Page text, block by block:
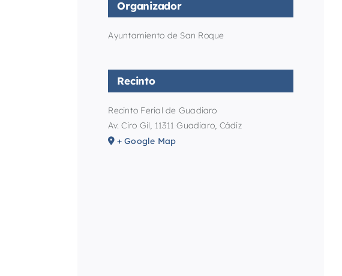
Organizador
Ayuntamiento de San Roque
Recinto
Recinto Ferial de Guadiaro
Av. Ciro Gil, 11311 Guadiaro, Cádiz
+ Google Map